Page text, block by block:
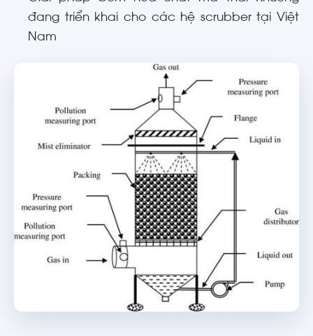
đang triển khai cho các hệ scrubber tại Việt
Nam